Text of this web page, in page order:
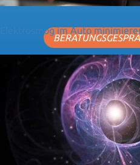
Elektrosmog im Auto